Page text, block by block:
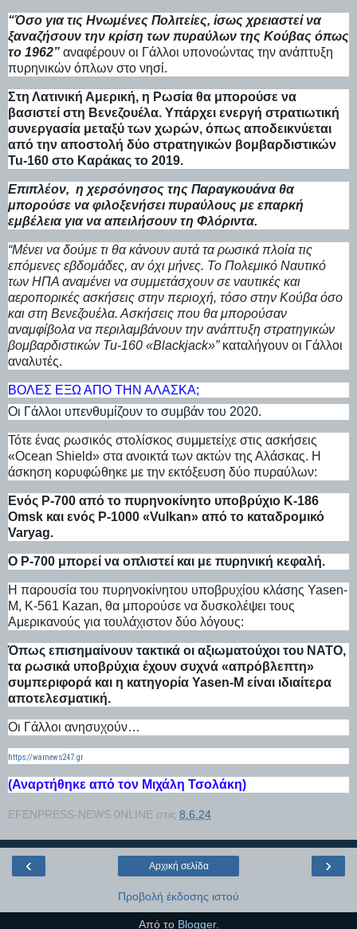
“Όσο για τις Ηνωμένες Πολιτείες, ίσως χρειαστεί να
ξαναζήσουν την κρίση των πυραύλων της Κούβας όπως
το 1962” αναφέρουν οι Γάλλοι υπονοώντας την ανάπτυξη
πυρηνικών όπλων στο νησί.
Στη Λατινική Αμερική, η Ρωσία θα μπορούσε να
βασιστεί στη Βενεζουέλα. Υπάρχει ενεργή στρατιωτική
συνεργασία μεταξύ των χωρών, όπως αποδεικνύεται
από την αποστολή δύο στρατηγικών βομβαρδιστικών
Tu-160 στο Καράκας το 2019.
Επιπλέον, η χερσόνησος της Παραγκουάνα θα
μπορούσε να φιλοξενήσει πυραύλους με επαρκή
εμβέλεια για να απειλήσουν τη Φλόριντα.
“Μένει να δούμε τι θα κάνουν αυτά τα ρωσικά πλοία τις
επόμενες εβδομάδες, αν όχι μήνες. Το Πολεμικό Ναυτικό
των ΗΠΑ αναμένει να συμμετάσχουν σε ναυτικές και
αεροπορικές ασκήσεις στην περιοχή, τόσο στην Κούβα όσο
και στη Βενεζουέλα. Ασκήσεις που θα μπορούσαν
αναμφίβολα να περιλαμβάνουν την ανάπτυξη στρατηγικών
βομβαρδιστικών Tu-160 «Blackjack»” καταλήγουν οι Γάλλοι
αναλυτές.
ΒΟΛΈΣ ΈΞΩ ΑΠΌ ΤΗΝ ΑΛΆΣΚΑ;
Oι Γάλλοι υπενθυμίζουν το συμβάν του 2020.
Τότε ένας ρωσικός στολίσκος συμμετείχε στις ασκήσεις
«Ocean Shield» στα ανοικτά των ακτών της Αλάσκας. Η
άσκηση κορυφώθηκε με την εκτόξευση δύο πυραύλων:
Ενός P-700 από το πυρηνοκίνητο υποβρύχιο Κ-186
Omsk και ενός P-1000 «Vulkan» από το καταδρομικό
Varyag.
Ο P-700 μπορεί να οπλιστεί και με πυρηνική κεφαλή.
Η παρουσία του πυρηνοκίνητου υποβρυχίου κλάσης Yasen-
M, K-561 Kazan, θα μπορούσε να δυσκολέψει τους
Αμερικανούς για τουλάχιστον δύο λόγους:
Όπως επισημαίνουν τακτικά οι αξιωματούχοι του ΝΑΤΟ,
τα ρωσικά υποβρύχια έχουν συχνά «απρόβλεπτη»
συμπεριφορά και η κατηγορία Yasen-M είναι ιδιαίτερα
αποτελεσματική.
Οι Γάλλοι ανησυχούν…
https://warnews247.gr
(Αναρτήθηκε από τον Μιχάλη Τσολάκη)
EFENPRESS-NEWS 0NLINE στις 8.6.24
‹ ›
Αρχική σελίδα
Προβολή έκδοσης ιστού
Από το Blogger.